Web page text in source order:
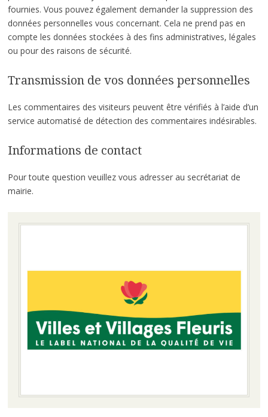
fournies. Vous pouvez également demander la suppression des
données personnelles vous concernant. Cela ne prend pas en
compte les données stockées à des fins administratives, légales
ou pour des raisons de sécurité.
Transmission de vos données personnelles
Les commentaires des visiteurs peuvent être vérifiés à l’aide d’un
service automatisé de détection des commentaires indésirables.
Informations de contact
Pour toute question veuillez vous adresser au secrétariat de
mairie.